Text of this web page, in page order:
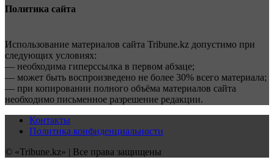
Политика сайта
Использование материалов сайта Tribune.kz допустимо при
следующих условиях:
— необходима гиперссылка в первом абзаце;
— может быть воспроизведено не более 30% всего материала;
— при копировании полного объёма материалов сайта
необходимо письменное разрешение редакции.
Контакты
Политика конфиденциальности
© «Tribune.kz» | Все права защищены